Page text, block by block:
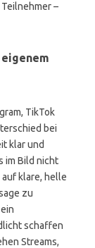
–
TikTok
bei
klar und
im Bild nicht
klare, helle
zu
schaffen
Streams,